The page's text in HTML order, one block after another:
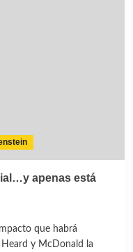
apenas está
que habrá
Heard y McDonald la